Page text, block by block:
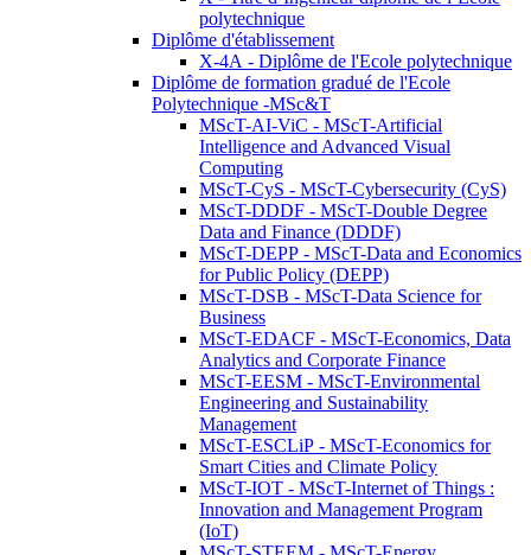
polytechnique
Diplôme d'établissement
X-4A - Diplôme de l'Ecole polytechnique
Diplôme de formation gradué de l'Ecole
Polytechnique -MSc&T
MScT-AI-ViC - MScT-Artificial
Intelligence and Advanced Visual
Computing
MScT-CyS - MScT-Cybersecurity (CyS)
MScT-DDDF - MScT-Double Degree
Data and Finance (DDDF)
MScT-DEPP - MScT-Data and Economics
for Public Policy (DEPP)
MScT-DSB - MScT-Data Science for
Business
MScT-EDACF - MScT-Economics, Data
Analytics and Corporate Finance
MScT-EESM - MScT-Environmental
Engineering and Sustainability
Management
MScT-ESCLiP - MScT-Economics for
Smart Cities and Climate Policy
MScT-IOT - MScT-Internet of Things :
Innovation and Management Program
(IoT)